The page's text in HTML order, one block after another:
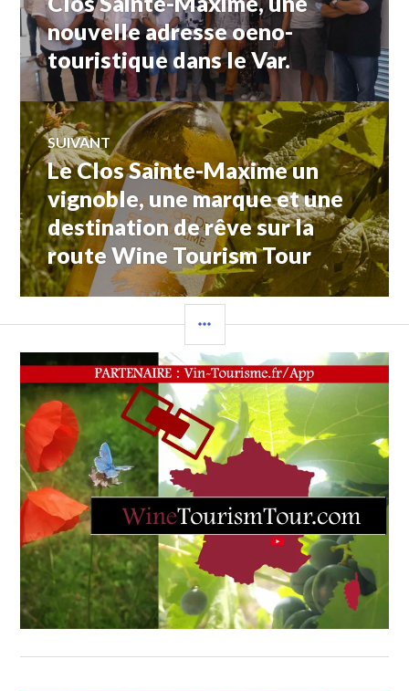
l’article
nouvelle adresse oeno-
touristique dans le Var.
SUIVANT
Article
Suivant:
Le Clos Sainte-Maxime un
vignoble, une marque et une
destination de rêve sur la
route Wine Tourism Tour
LATÉRALE